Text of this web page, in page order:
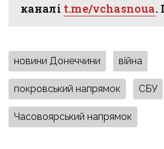
каналі t.me/vchasnoua.
новини Донеччини війна
покровський напрямок СБУ
Часовоярський напрямок